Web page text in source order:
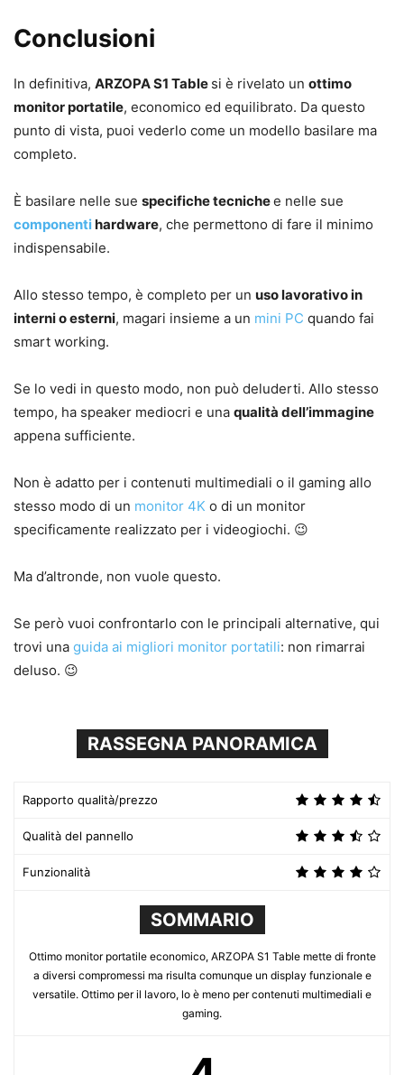
Conclusioni
In definitiva, ARZOPA S1 Table si è rivelato un ottimo
monitor portatile, economico ed equilibrato. Da questo
punto di vista, puoi vederlo come un modello basilare ma
completo.
È basilare nelle sue specifiche tecnichee nelle sue
componentihardware, che permettono di fare il minimo
indispensabile.
Allo stesso tempo, è completo per un uso lavorativo in
interni o esterni, magari insieme a un mini PC quando fai
smart working.
Se lo vedi in questo modo, non può deluderti. Allo stesso
tempo, ha speaker mediocri e una qualità dell’immagine
appena sufficiente.
Non è adatto per i contenuti multimediali o il gaming allo
stesso modo di un monitor 4K o di un monitor
specificamente realizzato per i videogiochi. 😉
Ma d’altronde, non vuole questo.
Se però vuoi confrontarlo con le principali alternative, qui
trovi una guida ai migliori monitor portatili: non rimarrai
deluso. 😉
RASSEGNA PANORAMICA
Rapporto qualità/prezzo
Qualità del pannello
Funzionalità
SOMMARIO
Ottimo monitor portatile economico, ARZOPA S1 Table mette di fronte
a diversi compromessi ma risulta comunque un display funzionale e
versatile. Ottimo per il lavoro, lo è meno per contenuti multimediali e
gaming.